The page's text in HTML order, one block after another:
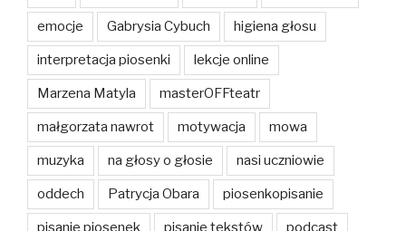
emocje Gabrysia Cybuch higiena głosu
interpretacja piosenki lekcje online
Marzena Matyla masterOFFteatr
małgorzata nawrot motywacja mowa
muzyka na głosy o głosie nasi uczniowie
oddech Patrycja Obara piosenkopisanie
pisanie piosenek pisanie tekstów podcast